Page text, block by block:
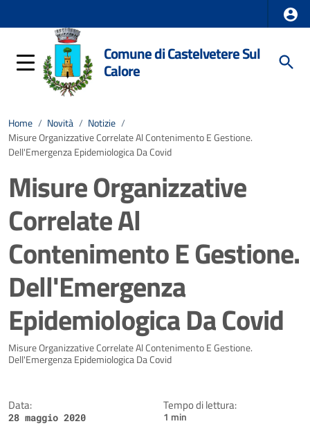
Comune di Castelvetere Sul
Calore
Home / Novità / Notizie /
Misure Organizzative Correlate Al Contenimento E Gestione.
Dell'Emergenza Epidemiologica Da Covid
Misure Organizzative
Correlate Al
Contenimento E Gestione.
Dell'Emergenza
Epidemiologica Da Covid
Dettagli della notizia
Misure Organizzative Correlate Al Contenimento E Gestione.
Dell'Emergenza Epidemiologica Da Covid
Data:
28 maggio 2020
Tempo di lettura:
1 min